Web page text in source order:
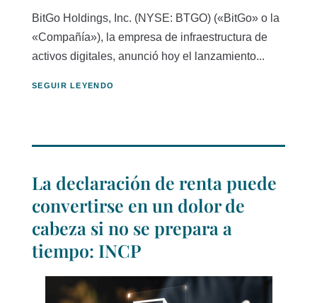
BitGo Holdings, Inc. (NYSE: BTGO) («BitGo» o la
«Compañía»), la empresa de infraestructura de
activos digitales, anunció hoy el lanzamiento...
SEGUIR LEYENDO
La declaración de renta puede
convertirse en un dolor de
cabeza si no se prepara a
tiempo: INCP